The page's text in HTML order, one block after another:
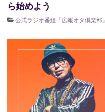
ら始めよう
公式ラジオ番組『広報オタ倶楽部』